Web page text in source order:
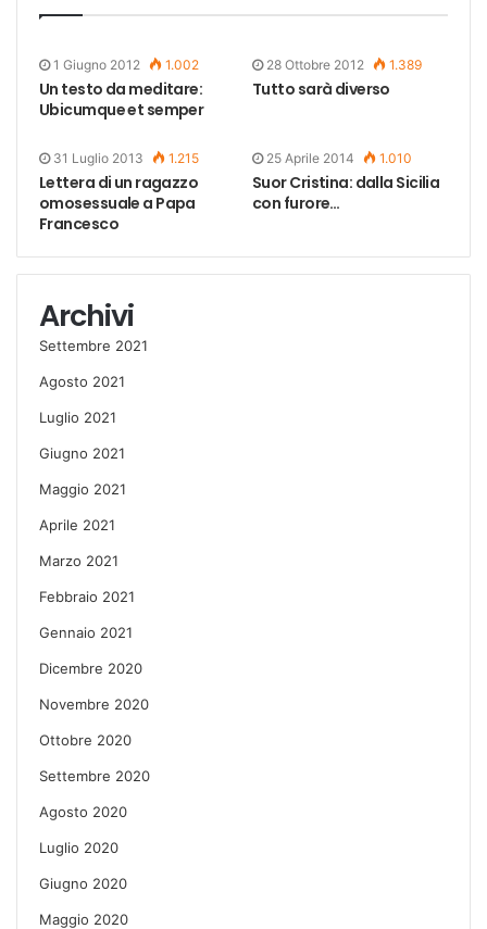
1 Giugno 2012 1.002
Un testo da meditare:
Ubicumque et semper
28 Ottobre 2012 1.389
Tutto sarà diverso
31 Luglio 2013 1.215
Lettera di un ragazzo
omosessuale a Papa
Francesco
25 Aprile 2014 1.010
Suor Cristina: dalla Sicilia
con furore…
Archivi
Settembre 2021
Agosto 2021
Luglio 2021
Giugno 2021
Maggio 2021
Aprile 2021
Marzo 2021
Febbraio 2021
Gennaio 2021
Dicembre 2020
Novembre 2020
Ottobre 2020
Settembre 2020
Agosto 2020
Luglio 2020
Giugno 2020
Maggio 2020